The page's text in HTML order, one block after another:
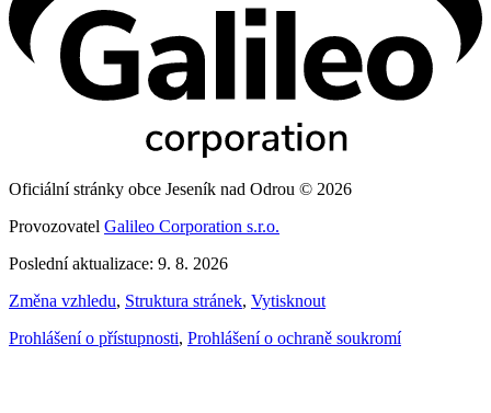
Oficiální stránky obce Jeseník nad Odrou © 2026
Provozovatel Galileo Corporation s.r.o.
Poslední aktualizace: 9. 8. 2026
Změna vzhledu, Struktura stránek, Vytisknout
Prohlášení o přístupnosti, Prohlášení o ochraně soukromí